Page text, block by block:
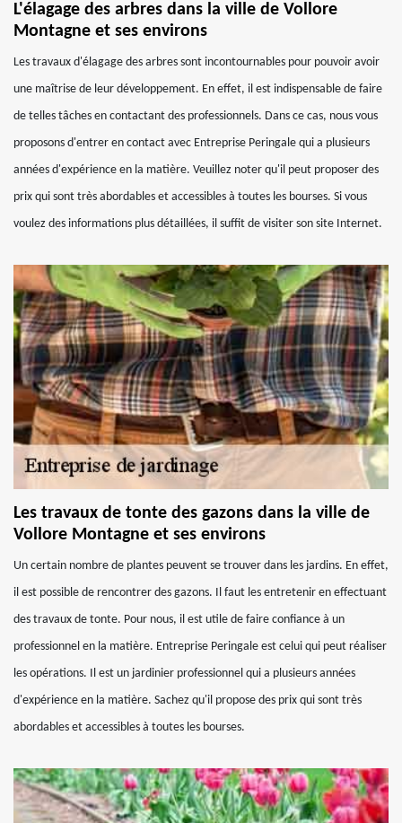
L'élagage des arbres dans la ville de Vollore
Montagne et ses environs
Les travaux d'élagage des arbres sont incontournables pour pouvoir avoir
une maîtrise de leur développement. En effet, il est indispensable de faire
de telles tâches en contactant des professionnels. Dans ce cas, nous vous
proposons d'entrer en contact avec Entreprise Peringale qui a plusieurs
années d'expérience en la matière. Veuillez noter qu'il peut proposer des
prix qui sont très abordables et accessibles à toutes les bourses. Si vous
voulez des informations plus détaillées, il suffit de visiter son site Internet.
Les travaux de tonte des gazons dans la ville de
Vollore Montagne et ses environs
Un certain nombre de plantes peuvent se trouver dans les jardins. En effet,
il est possible de rencontrer des gazons. Il faut les entretenir en effectuant
des travaux de tonte. Pour nous, il est utile de faire confiance à un
professionnel en la matière. Entreprise Peringale est celui qui peut réaliser
les opérations. Il est un jardinier professionnel qui a plusieurs années
d'expérience en la matière. Sachez qu'il propose des prix qui sont très
abordables et accessibles à toutes les bourses.